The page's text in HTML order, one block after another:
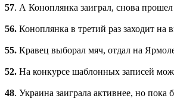
57. А Коноплянка заиграл, снова
56. Коноплянка в третий раз заходит на
55. Кравец выборал мяч, отдал на
52. На конкурсе шаблонных записей
48. Украина заиграла активнее, но пока